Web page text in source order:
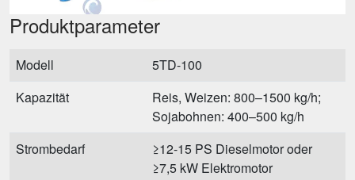
Produktparameter
Modell
5TD-100
Kapazität
Reis, Weizen: 800–1500 kg/h;
Sojabohnen: 400–500 kg/h
Strombedarf
≥12-15 PS Dieselmotor oder
≥7,5 kW Elektromotor